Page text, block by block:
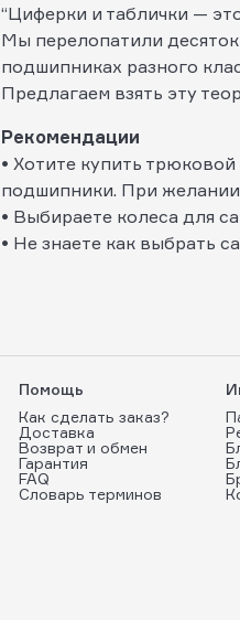
“Циферки и таблички —
Мы перелопатили
подшипниках разного
Предлагаем взять эту
Рекомендации
• Хотите купить
подшипники. При желании
• Выбираете колеса для
• Не знаете как выбрать
Помощь
Как сделать заказ?
Доставка
Возврат и обмен
Гарантия
FAQ
Словарь терминов